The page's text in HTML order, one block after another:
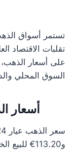
تستمر أسواق
تقلبات الاقتصاد
على أسعار
السوق المحلي
أسعار
و113.20€